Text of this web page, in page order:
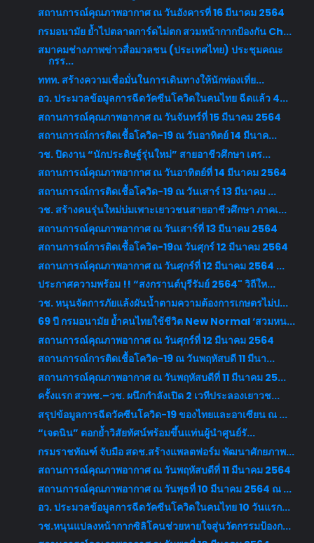
สถานการณ์คุณภาพอากาศ ณ วันอังคารที่ 16 มีนาคม 2564
กรมอนามัย ย้ำไปตลาดการ์ดไม่ตก สวมหน้ากากป้องกัน Ch...
สมาคมช่างภาพข่าวสื่อมวลชน (ประเทศไทย) ประชุมคณะ
กรร...
ททท. สร้างความเชื่อมั่นในการเดินทางให้นักท่องเที่ย...
อว. ประมวลข้อมูลการฉีดวัคซีนโควิดในคนไทย ฉีดแล้ว 4...
สถานการณ์คุณภาพอากาศ ณ วันจันทร์ที่ 15 มีนาคม 2564
สถานการณ์การติดเชื้อโควิด-19 ณ วันอาทิตย์ 14 มีนาค...
วช. ปิดงาน “นักประดิษฐ์รุ่นใหม่” สายอาชีวศึกษา เตร...
สถานการณ์คุณภาพอากาศ ณ วันอาทิตย์ที่ 14 มีนาคม 2564
สถานการณ์การติดเชื้อโควิด-19 ณ วันเสาร์ 13 มีนาคม ...
วช. สร้างคนรุ่นใหม่บ่มเพาะเยาวชนสายอาชีวศึกษา ภาคเ...
สถานการณ์คุณภาพอากาศ ณ วันเสาร์ที่ 13 มีนาคม 2564
สถานการณ์การติดเชื้อโควิด-19ณ วันศุกร์ 12 มีนาคม 2564
สถานการณ์คุณภาพอากาศ ณ วันศุกร์ที่ 12 มีนาคม 2564 ...
ประกาศความพร้อม !! “สงกรานต์บุรีรัมย์ 2564" วิถีให...
วช. หนุนจัดการภัยแล้งผันน้ำตามความต้องการเกษตรไม่ป...
69 ปี กรมอนามัย ย้ำคนไทยใช้ชีวิต New Normal ‘สวมหน...
สถานการณ์คุณภาพอากาศ ณ วันศุกร์ที่ 12 มีนาคม 2564
สถานการณ์การติดเชื้อโควิด-19 ณ วันพฤหัสบดี 11 มีนา...
สถานการณ์คุณภาพอากาศ ณ วันพฤหัสบดีที่ 11 มีนาคม 25...
ครั้งแรก สวทช.–วช. ผนึกกำลังเปิด 2 เวทีประลองเยาวช...
สรุปข้อมูลการฉีดวัคซีนโควิด-19 ของไทยและอาเซียน ณ ...
“เจตนิน” ตอกย้ำวิสัยทัศน์พร้อมขึ้นแท่นผู้นำศูนย์รั...
กรมราชทัณฑ์ จับมือ สดช.สร้างแพลตฟอร์ม พัฒนาศักยภาพ...
สถานการณ์คุณภาพอากาศ ณ วันพฤหัสบดีที่ 11 มีนาคม 2564
สถานการณ์คุณภาพอากาศ ณ วันพุธที่ 10 มีนาคม 2564 ณ ...
อว. ประมวลข้อมูลการฉีดวัคซีนโควิดในคนไทย 10 วันแรก...
วช.หนุนแปลงหน้ากากซิลิโคนช่วยหายใจสู่นวัตกรรมป้องก...